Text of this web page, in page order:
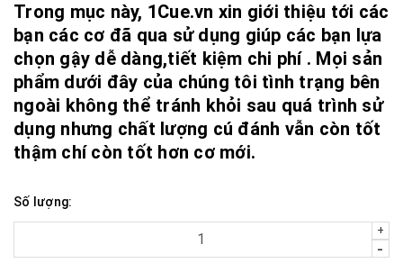
Trong mục này, 1Cue.vn xin giới thiệu tới các
bạn các cơ đã qua sử dụng giúp các bạn lựa
chọn gậy dễ dàng,tiết kiệm chi phí . Mọi sản
phẩm dưới đây của chúng tôi tình trạng bên
ngoài không thể tránh khỏi sau quá trình sử
dụng nhưng chất lượng cú đánh vẫn còn tốt
thậm chí còn tốt hơn cơ mới.
Số lượng:
+
-